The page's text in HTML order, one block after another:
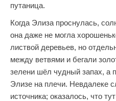
путаница.
Когда Элиза проснулась,
она даже не могла
листвой деревьев, но
между ветвями и бегали
зелени шёл чудный запах, а
Элизе на плечи. Невдалеке
источника; оказалось, что